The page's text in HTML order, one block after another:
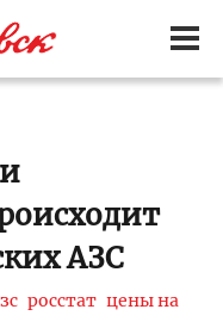
АЗС
росстат цены на